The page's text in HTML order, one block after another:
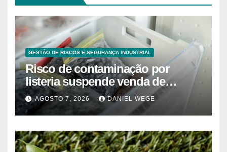
GESTÃO DE RISCOS E SEGURANÇA INDUSTRIAL
Risco de contaminação por
listeria suspende venda de
mirtilos em fábricas da América
do Norte – Mix Vale
AGOSTO 7, 2026 DANIEL WEGE